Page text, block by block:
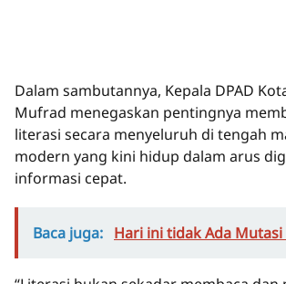
Dalam sambutannya, Kepala DPAD
Mufrad menegaskan pentingnya
literasi secara menyeluruh di tengah
modern yang kini hidup dalam arus
informasi cepat.
Baca juga: Hari ini tidak Ada Mutasi